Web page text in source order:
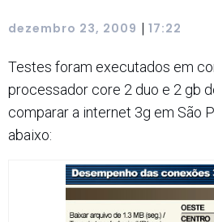
dezembro 23, 2009 | 17:22
Testes foram executados em
processador core 2 duo e 2 gb
comparar a internet 3g em São
abaixo: